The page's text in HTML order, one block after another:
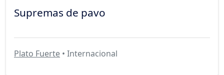
Supremas de pavo
Plato Fuerte • Internacional